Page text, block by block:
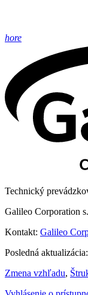
hore
Technický
Galileo Corporation
Kontakt: Galileo
Posledná
Zmena vzhľadu,